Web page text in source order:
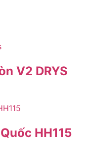
V2 DRYS
HH115